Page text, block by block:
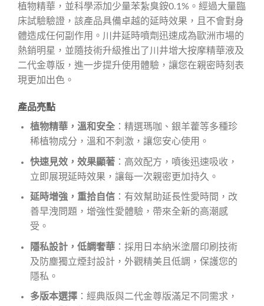
植物精華，並科學添加少量苯紮臭銨0.1%。經過大量臨
床試驗驗證，該產品具備卓越的延時效果，且不會對身
體造成任何副作用。川井延時噴劑迅速成為歐洲市場的
熱銷明星，並隨技術升級推出了川井增大按摩精華液及
二代金尊版，進一步提升使用體驗，讓您在親密時刻表
現更加出色。
產品亮點
植物精華，溫和安全：精選瑪咖、銀羊藿等多種珍
稀植物成分，溫和不刺激，讓您安心使用。
快速見效，效果顯著：高效配方，噴後迅速吸收，
立即展現延時效果，讓每一次親密更加持久。
延時增強，重拾自信：有效幫助延長性愛時間，改
善早洩問題，增強性愛體驗，帶來全新的高潮感
受。
隱私設計，低調奢華：採用日本納米塗層印刷技術
及防塵獨立煙封設計，外觀精美且低調，保護您的
隱私。
多版本選擇：經典版與二代金尊版滿足不同需求，